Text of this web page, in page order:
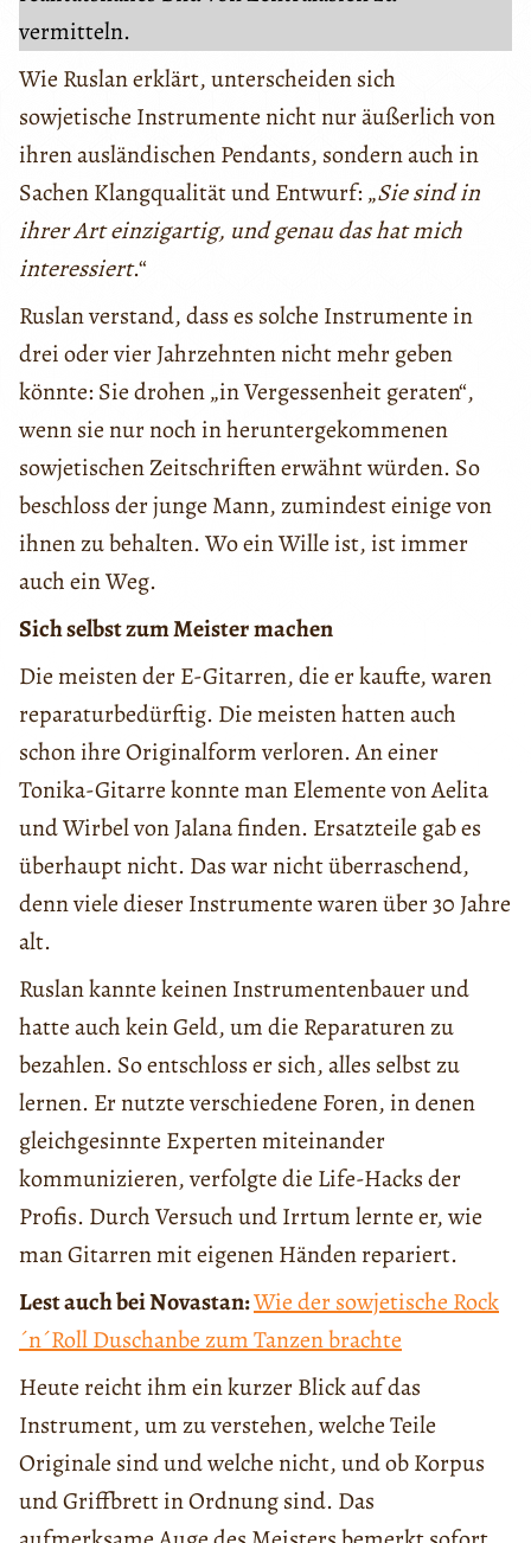
vermitteln.
Wie Ruslan erklärt, unterscheiden sich
sowjetische Instrumente nicht nur äußerlich von
ihren ausländischen Pendants, sondern auch in
Sachen Klangqualität und Entwurf: „Sie sind in
ihrer Art einzigartig, und genau das hat mich
interessiert.“
Ruslan verstand, dass es solche Instrumente in
drei oder vier Jahrzehnten nicht mehr geben
könnte: Sie drohen „in Vergessenheit geraten“,
wenn sie nur noch in heruntergekommenen
sowjetischen Zeitschriften erwähnt würden. So
beschloss der junge Mann, zumindest einige von
ihnen zu behalten. Wo ein Wille ist, ist immer
auch ein Weg.
Sich selbst zum Meistermachen
Die meisten der E-Gitarren, die er kaufte, waren
reparaturbedürftig. Die meisten hatten auch
schon ihre Originalform verloren. An einer
Tonika-Gitarre konnte man Elemente von Aelita
und Wirbel von Jalana finden. Ersatzteile gab es
überhaupt nicht. Das war nicht überraschend,
denn viele dieser Instrumente waren über 30 Jahre
alt.
Ruslan kannte keinen Instrumentenbauer und
hatte auch kein Geld, um die Reparaturen zu
bezahlen. So entschloss er sich, alles selbst zu
lernen. Er nutzte verschiedene Foren, in denen
gleichgesinnte Experten miteinander
kommunizieren, verfolgte die Life-Hacks der
Profis. Durch Versuch und Irrtum lernte er, wie
man Gitarren mit eigenen Händen repariert.
Lest auch bei Novastan:Wie der sowjetische Rock
´n´Roll Duschanbe zum Tanzen brachte
Heute reicht ihm ein kurzer Blick auf das
Instrument, um zu verstehen, welche Teile
Originale sind und welche nicht, und ob Korpus
und Griffbrett in Ordnung sind. Das